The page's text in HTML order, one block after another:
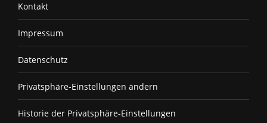
Kontakt
Impressum
Datenschutz
Privatsphäre-Einstellungen ändern
Historie der Privatsphäre-Einstellungen